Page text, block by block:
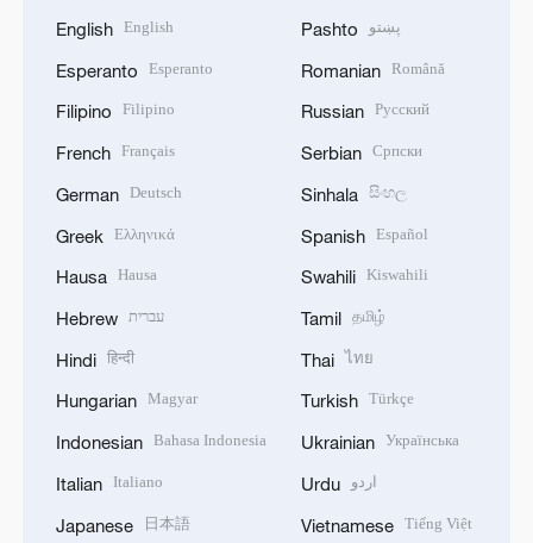
English English
Esperanto Esperanto
Filipino Filipino
French Français
German Deutsch
Greek Ελληνικά
Hausa Hausa
Hebrew עברית
Hindi हिन्दी
Hungarian Magyar
Indonesian Bahasa Indonesia
Italian Italiano
Japanese 日本語
Pashto پښتو
Romanian Română
Russian Русский
Serbian Српски
Sinhala සිංහල
Spanish Español
Swahili Kiswahili
Tamil தமிழ்
Thai ไทย
Turkish Türkçe
Ukrainian Українська
Urdu اردو
Vietnamese Tiếng Việt